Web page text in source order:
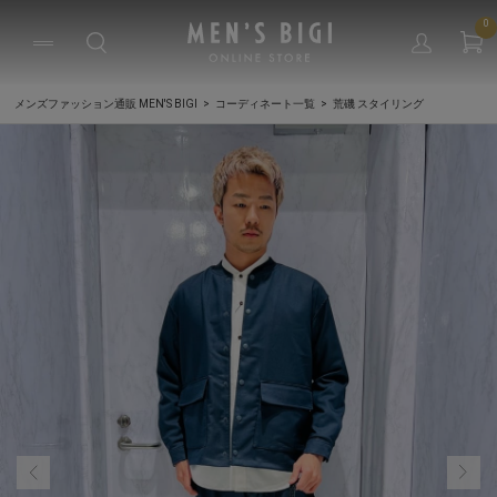
0
メンズファッション通販 MEN'S BIGI コーディネート一覧 荒磯 スタイリング